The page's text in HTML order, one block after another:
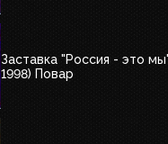
Заставка "Россия - это
1998) Повар